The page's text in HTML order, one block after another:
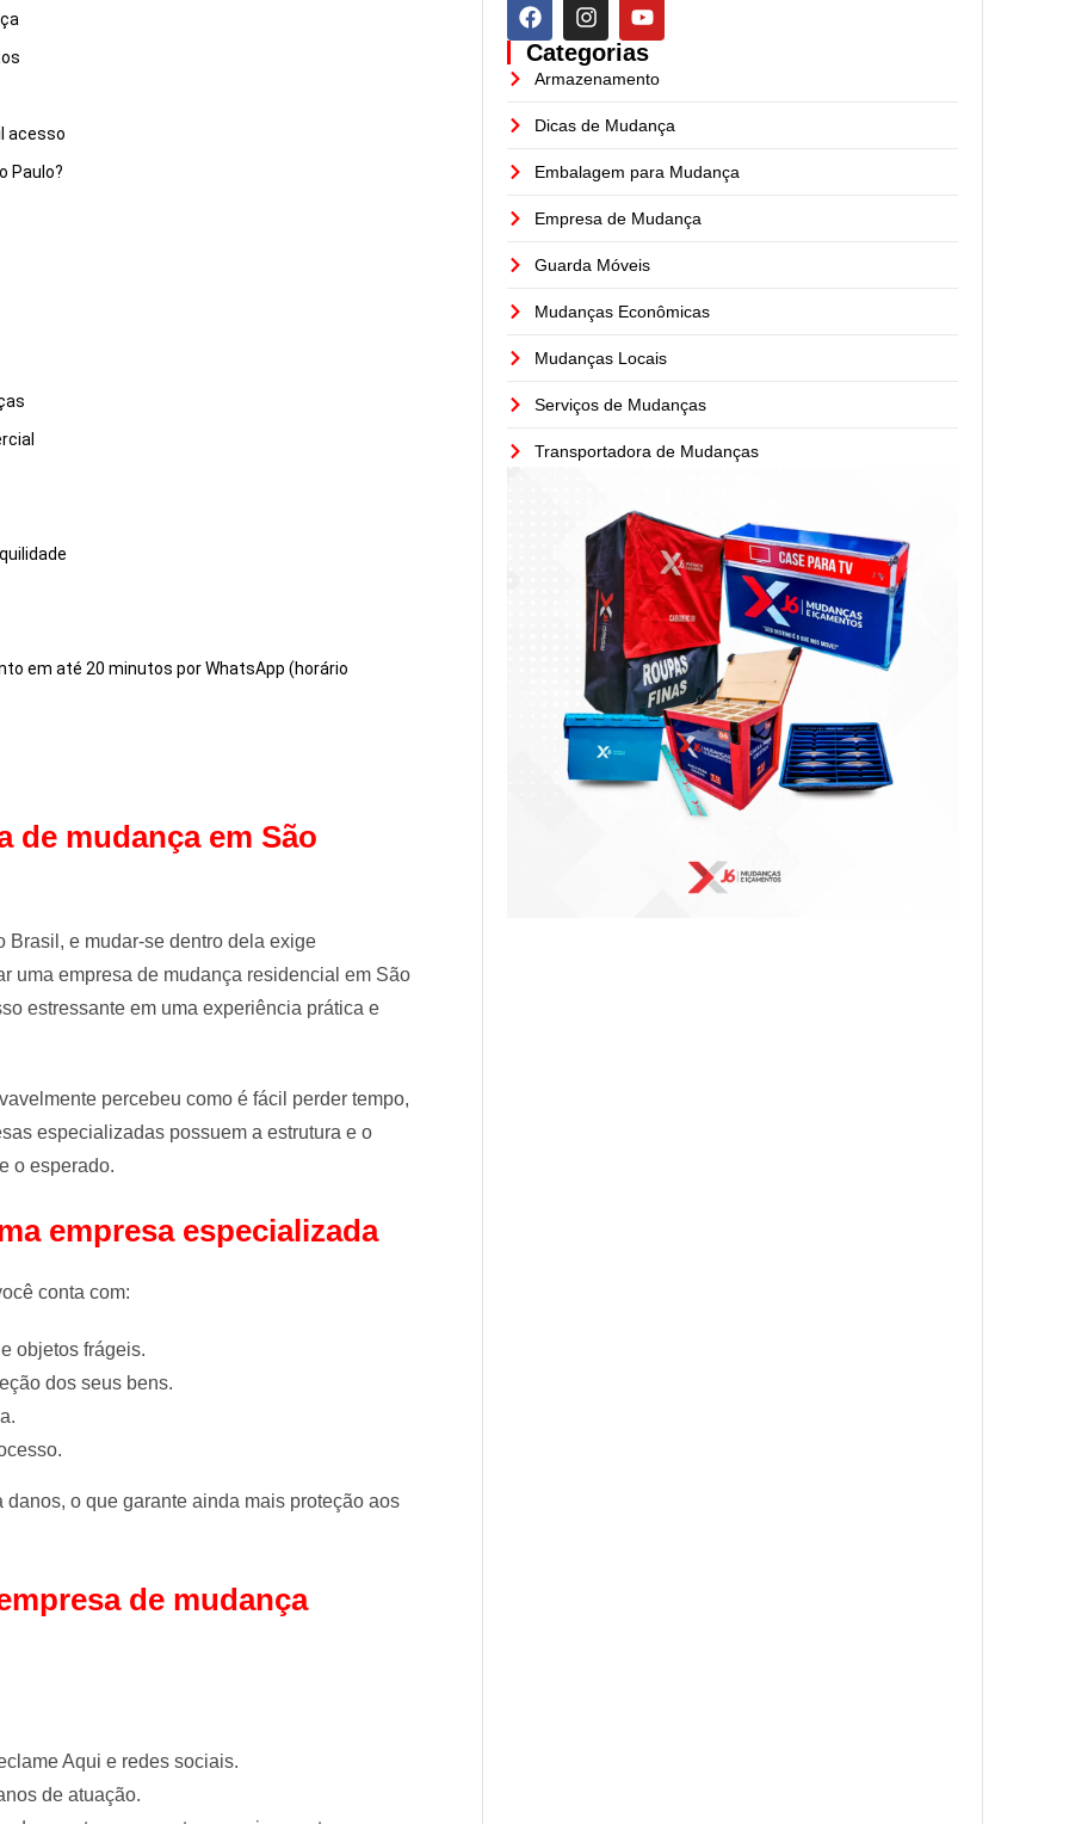
acesso
Paulo?
em até 20 minutos por WhatsApp (horário
de mudança em São
Brasil, e mudar-se dentro dela exige
uma empresa de mudança residencial em São
estressante em uma experiência prática e
percebeu como é fácil perder tempo,
especializadas possuem a estrutura e o
o esperado.
empresa especializada
conta com:
objetos frágeis.
dos seus bens.
o que garante ainda mais proteção aos
de mudança
Aqui e redes sociais.
de atuação.
Categorias
Armazenamento
Dicas de Mudança
Embalagem para Mudança
Empresa de Mudança
Guarda Móveis
Mudanças Econômicas
Mudanças Locais
Serviços de Mudanças
Transportadora de Mudanças